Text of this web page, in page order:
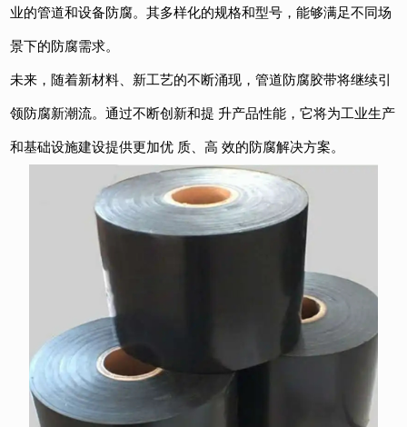
业的管道和设备防腐。其多样化的规格和型号，能够满足不同场
景下的防腐需求。
未来，随着新材料、新工艺的不断涌现，管道防腐胶带将继续引
领防腐新潮流。通过不断创新和提 升产品性能，它将为工业生产
和基础设施建设提供更加优 质、高 效的防腐解决方案。